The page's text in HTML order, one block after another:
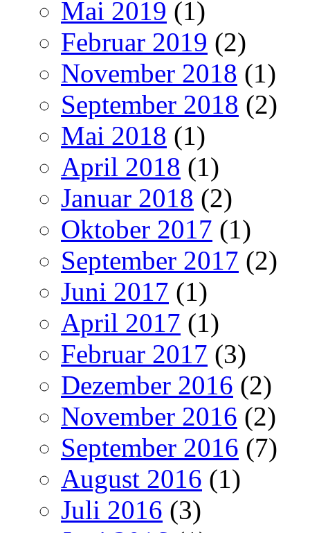
Mai 2019 (1)
Februar 2019 (2)
November 2018 (1)
September 2018 (2)
Mai 2018 (1)
April 2018 (1)
Januar 2018 (2)
Oktober 2017 (1)
September 2017 (2)
Juni 2017 (1)
April 2017 (1)
Februar 2017 (3)
Dezember 2016 (2)
November 2016 (2)
September 2016 (7)
August 2016 (1)
Juli 2016 (3)